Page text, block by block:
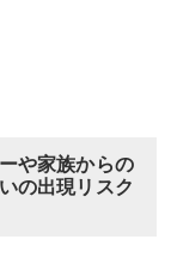
や家族からの
の出現リスク